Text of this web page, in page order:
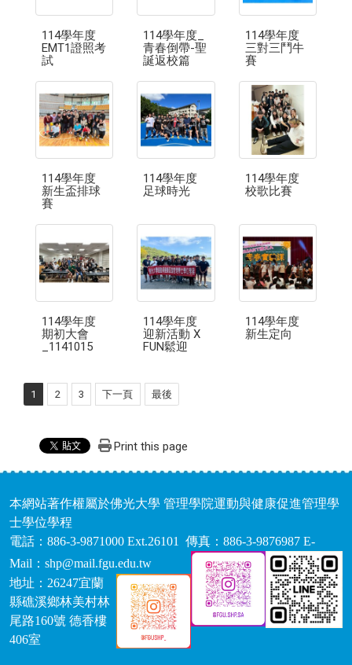
114學年度
EMT1證照考
試
114學年度_
青春倒帶-聖
誕返校篇
114學年度
三對三鬥牛
賽
114學年度
新生盃排球
賽
114學年度
足球時光
114學年度
校歌比賽
114學年度
期初大會
_1141015
114學年度
迎新活動 X
FUN鬆迎
114學年度
新生定向
1 2 3 下一頁 最後
Print this page
本網站著作權屬於佛光大學 管理學院運動與健康促進管理學
士學位學程
電話：886-3-9871000 Ext.26101 傳真：886-3-9876987 E-
Mail：shp@mail.fgu.edu.tw
地址：26247宜蘭
縣礁溪鄉林美村林
尾路160號 德香樓
406室